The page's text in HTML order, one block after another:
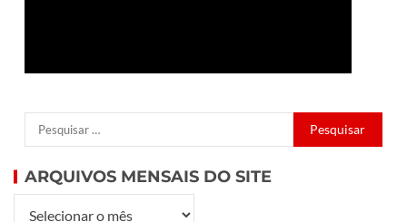
ARQUIVOS MENSAIS DO SITE